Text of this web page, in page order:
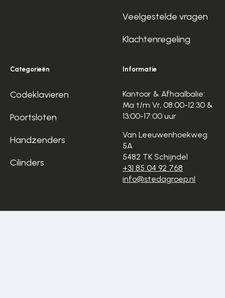
Veelgestelde vragen
Klachtenregeling
Categorieën
Codeklavieren
Poortsloten
Handzenders
Cilinders
Informatie
Kantoor & Afhaalbalie:
Ma t/m Vr, 08:00-12:30 &
13:00-17:00 uur
Van Leeuwenhoekweg
5A
5482 TK Schijndel
+31 85 04 92 768
info@stedagroep.nl